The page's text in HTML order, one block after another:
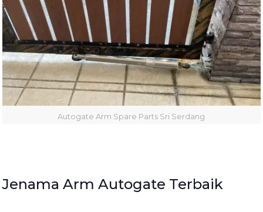
Autogate Arm Spare Parts Sri Serdang
Jenama Arm Autogate Terbaik